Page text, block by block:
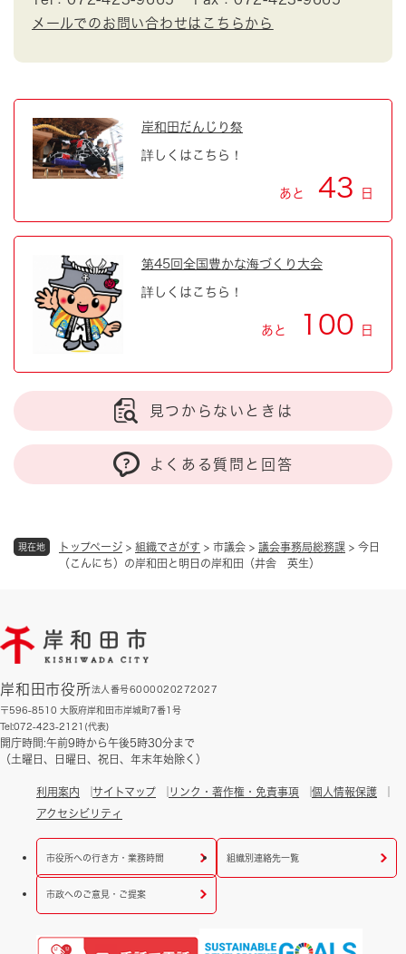
現在地 トップページ > 組織でさがす > 市議会 > 議会事務局総務課 > 今日
（こんにち）の岸和田と明日の岸和田（井舎 英生）
メールでのお問い合わせはこちらから
岸和田だんじり祭
詳しくはこちら！
あと 43 日
第45回全国豊かな海づくり大会
詳しくはこちら！
あと 100 日
見つからないときは
よくある質問と回答
岸和田市役所法人番号6000020272027
〒596-8510 大阪府岸和田市岸城町7番1号
Tel:072-423-2121(代表)
開庁時間:午前9時から午後5時30分まで
（土曜日、日曜日、祝日、年末年始除く）
利用案内 サイトマップ リンク・著作権・免責事項
個人情報保護
アクセシビリティ
市役所への行き方・業務時間 組織別連絡先一覧
市政へのご意見・ご提案